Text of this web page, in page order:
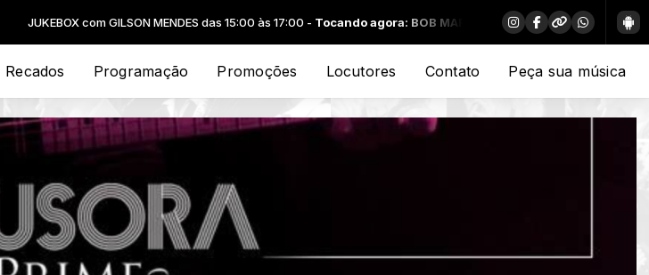
JUKEBOX com GILSON MENDES das 15:00 às 17:00 -Tocando agora: BOB MARLEY & THE WAILERS - COULD YOU
Recados Programação Promoções Locutores Contato Peça sua música